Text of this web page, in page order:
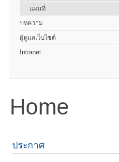
แผนที่
บทความ
ผู้ดูแลเว็บไซต์
Intranet
Home
ประกาศ